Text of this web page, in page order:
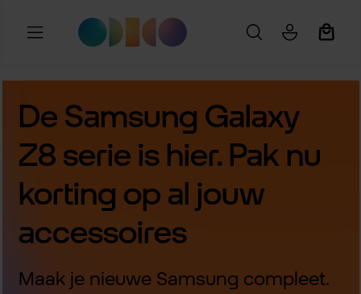
Ga naar de hoofdinhoud
De Samsung Galaxy
Z8 serie is hier. Pak nu
korting op al jouw
accessoires
Maak je nieuwe Samsung compleet.